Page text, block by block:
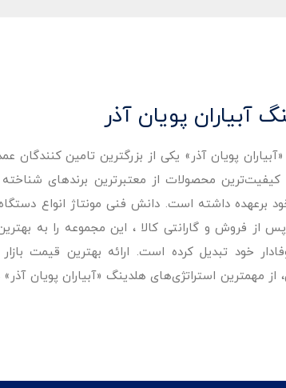
آبیاران پویان آذر
پویان آذر» یکی از بزرگترین تامین
برعهده داشته است. دانش فنی مونتاژ انواع
از فروش و گارانتی کالا ، این مجموعه را به بهترین
خود تبدیل کرده است. ارائه بهترین قیمت
از مهمترین استراتژی‌های هلدینگ «آبیاران پویان